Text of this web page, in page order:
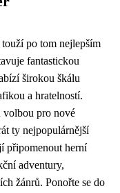
po tom nejlepším
fantastickou
širokou škálu
a hratelností.
pro nové
ty nejpopulárnější
připomenout herní
adventury,
žánrů. Ponořte se do